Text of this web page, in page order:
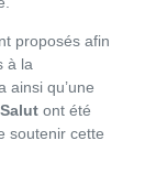
proposés afin
à la
ainsi qu’une
ont été
soutenir cette